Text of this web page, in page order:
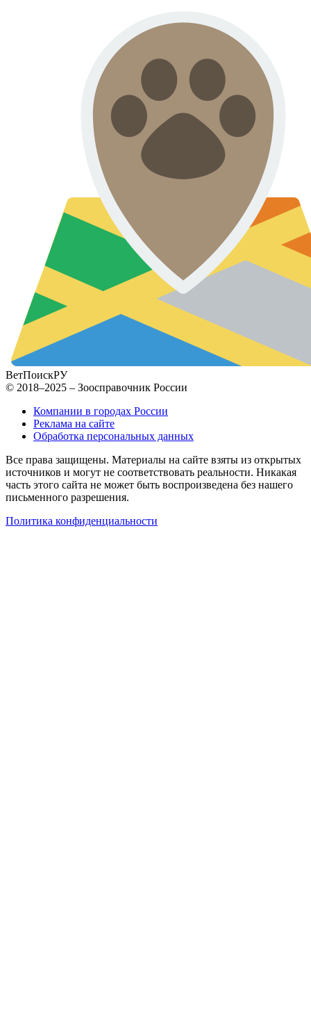
ВетПоискРУ
© 2018–2025 – Зоосправочник России
Компании в городах России
Реклама на сайте
Обработка персональных данных
Все права защищены. Материалы на сайте взяты из открытых
источников и могут не соответствовать реальности. Никакая
часть этого сайта не может быть воспроизведена без нашего
письменного разрешения.
Политика конфиденциальности